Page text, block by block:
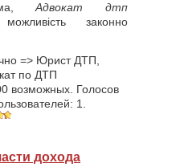
Адвокат дтп
законно
=> Юрист ДТП
по ДТП
возможных. Голосов
1
дохода